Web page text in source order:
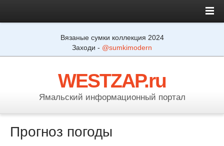
Вязаные сумки коллекция 2024
Заходи - @sumkimodern
WESTZAP.ru
Ямальский информационный портал
Прогноз погоды